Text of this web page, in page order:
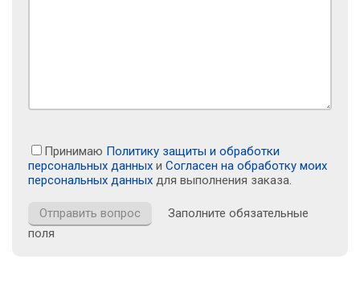
Принимаю Политику защиты и обработки
персональных данных и Согласен на обработку моих
персональных данных для выполнения заказа.
Заполните обязательные
поля